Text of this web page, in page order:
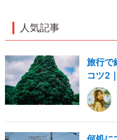
人気記事
旅行で
コツ2